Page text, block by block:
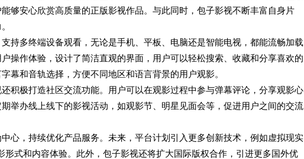
够安心欣赏高质量的正版影视作品。与此同时，包子影视不断丰富自身片
持多终端设备观看，无论是手机、平板、电脑还是智能电视，都能流畅加载
操作体验，设计了简洁直观的界面，用户可以轻松搜索、收藏和分享喜欢的
幕和音轨选择，方便不同地区和语言背景的用户观影。
积极打造社区交流功能。用户可以在观影过程中参与弹幕评论，分享观影心
举办线上线下的影视活动，如观影节、明星见面会等，促进用户之间的交流
心，持续优化产品服务。未来，平台计划引入更多创新技术，例如虚拟现实
形式和内容体验。此外，包子影视还将扩大国际版权合作，引进更多国外优